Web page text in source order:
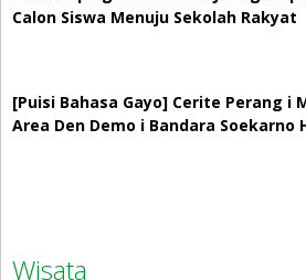
Calon Siswa Menuju Sekolah Rakyat
[Puisi Bahasa Gayo] Cerite Perang i
Area Den Demo i Bandara Soekarno
Wisata